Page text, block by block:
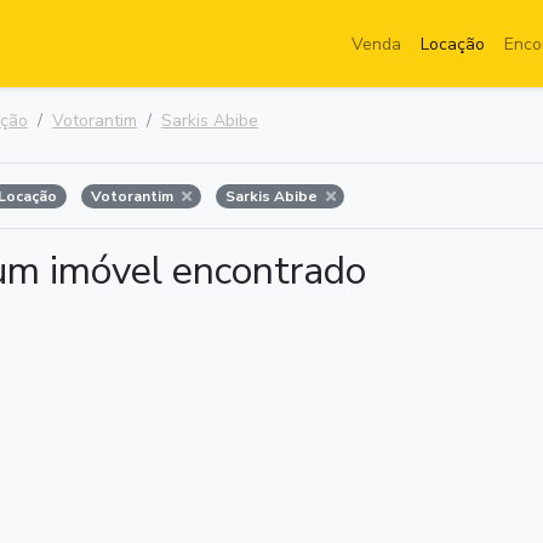
Venda Locação
Votorantim Sarkis Abibe
Votorantim Sarkis Abibe
imóvel encontrado